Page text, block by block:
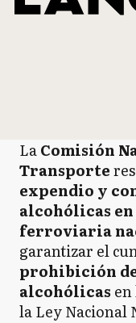
LaComisión
Transporte
expendio y
alcohólicas
ferroviaria
garantizar el
prohibición
alcohólicas
la Ley Nacional